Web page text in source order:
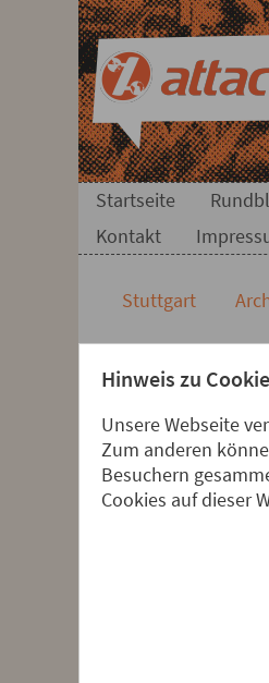
Direkt zum Hauptinhalt springen
Direkt zur Haupt-Navigation
Direkt zur Service-Navigation
Direkt zur Footer-Navigation
Direkt zum Footerinhalt
AG
Startseite
Kontakt
Stuttgart
Hinweis zu
Unsere Webseite
Zum anderen
Besuchern
Cookies auf dieser